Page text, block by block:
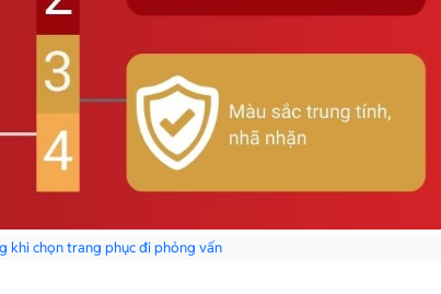
khi chọn trang phục đi phỏng vấn